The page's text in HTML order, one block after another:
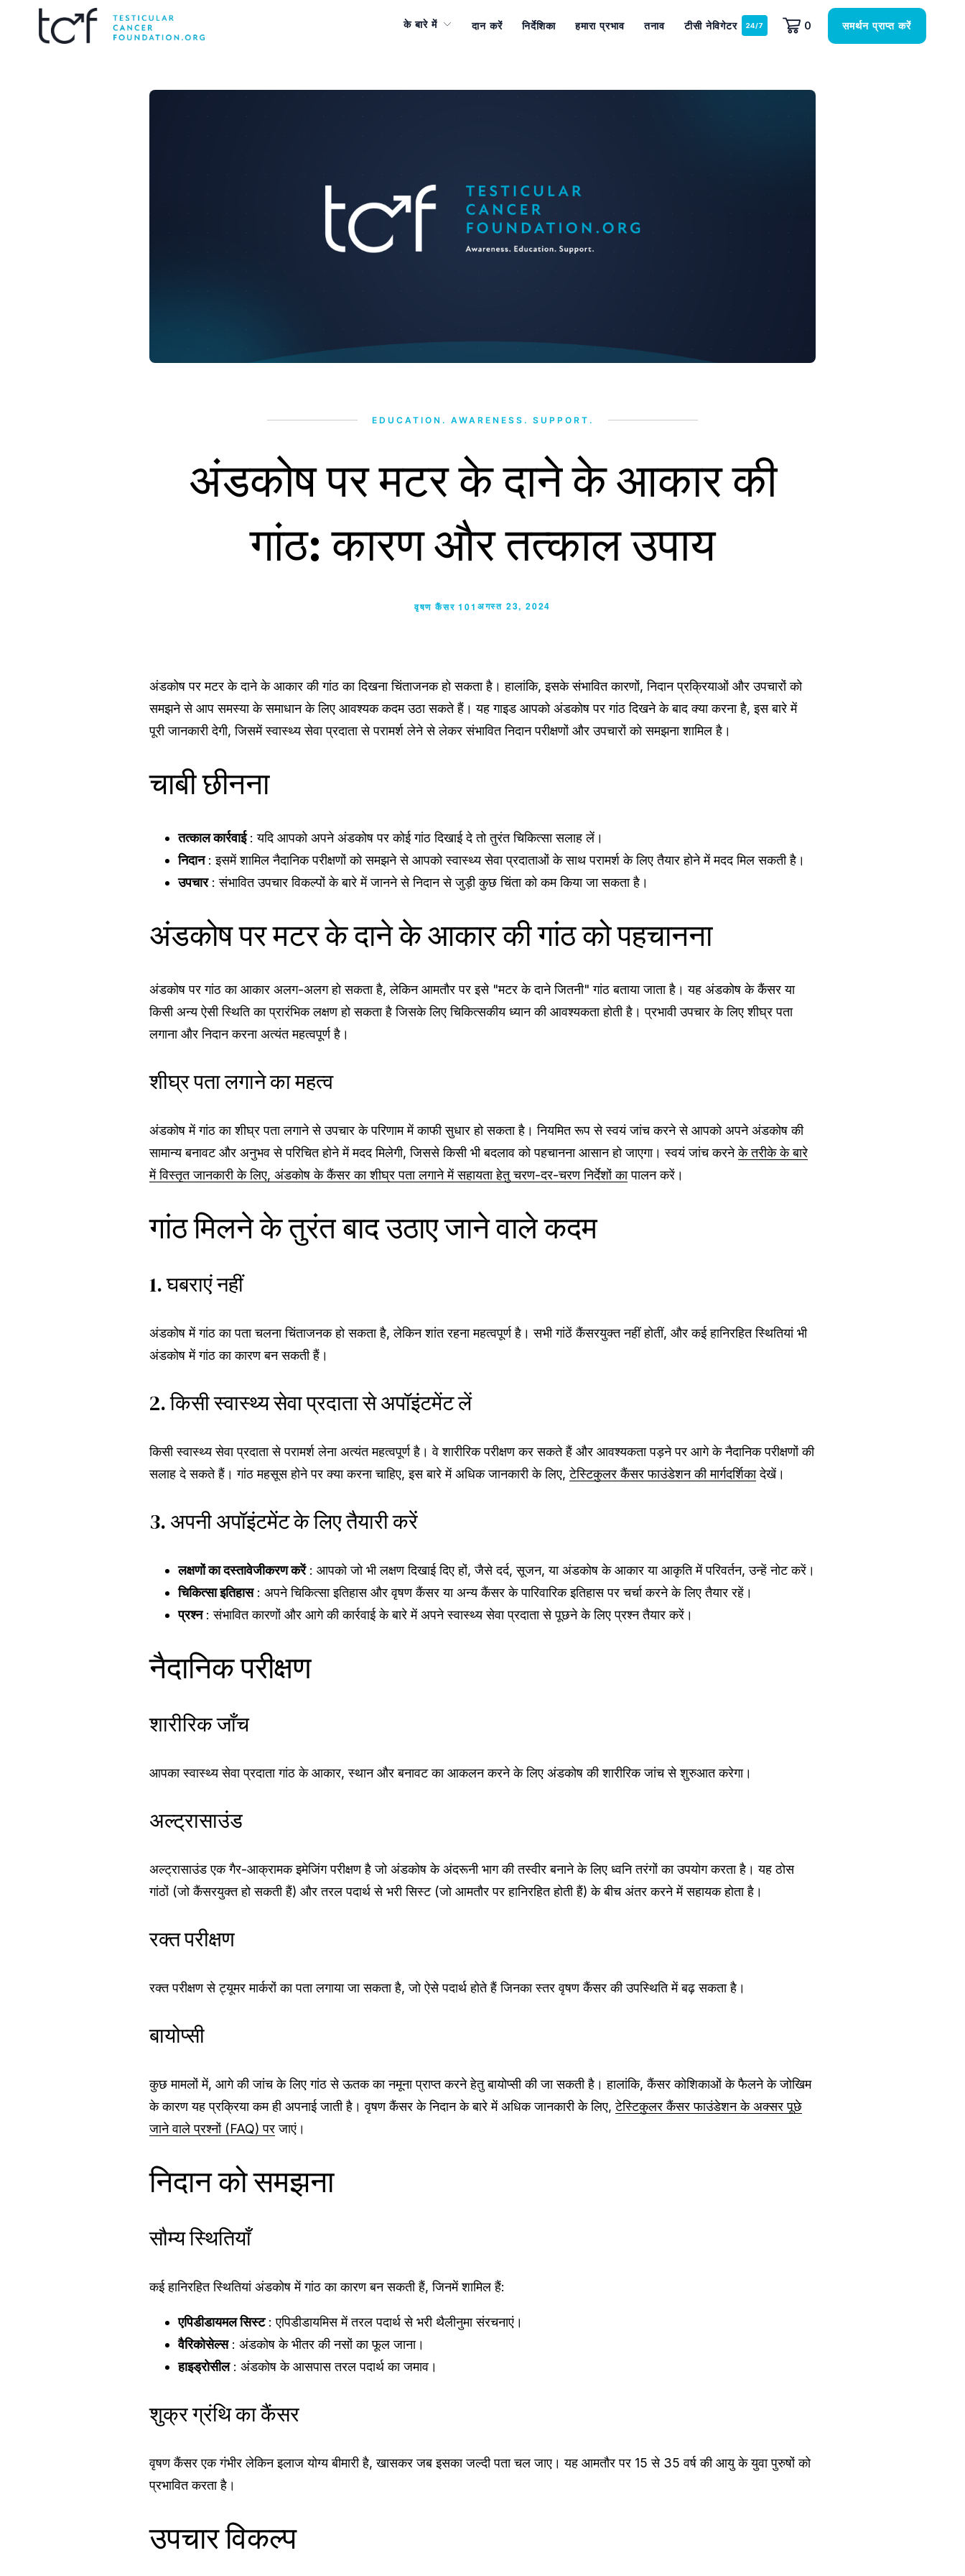
के बारे में दान करें निर्देशिका हमारा प्रभाव तनाव टीसी नेविगेटर 0 समर्थन प्राप्त करें
EDUCATION. AWARENESS. SUPPORT.
अंडकोष पर मटर के दाने के आकार की
गांठ: कारण और तत्काल उपाय
वृषण कैंसर 101 अगस्त 23, 2024
अंडकोष पर मटर के दाने के आकार की गांठ का दिखना चिंताजनक हो सकता है। हालांकि, इसके संभावित कारणों, निदान प्रक्रियाओं और उपचारों को
समझने से आप समस्या के समाधान के लिए आवश्यक कदम उठा सकते हैं। यह गाइड आपको अंडकोष पर गांठ दिखने के बाद क्या करना है, इस बारे में
पूरी जानकारी देगी, जिसमें स्वास्थ्य सेवा प्रदाता से परामर्श लेने से लेकर संभावित निदान परीक्षणों और उपचारों को समझना शामिल है।
चाबी छीनना
तत्काल कार्रवाई: यदि आपको अपने अंडकोष पर कोई गांठ दिखाई दे तो तुरंत चिकित्सा सलाह लें।
निदान: इसमें शामिल नैदानिक ​​परीक्षणों को समझने से आपको स्वास्थ्य सेवा प्रदाताओं के साथ परामर्श के लिए तैयार होने में मदद मिल सकती है।
उपचार: संभावित उपचार विकल्पों के बारे में जानने से निदान से जुड़ी कुछ चिंता को कम किया जा सकता है।
अंडकोष पर मटर के दाने के आकार की गांठ को पहचानना
अंडकोष पर गांठ का आकार अलग-अलग हो सकता है, लेकिन आमतौर पर इसे "मटर के दाने जितनी" गांठ बताया जाता है। यह अंडकोष के कैंसर या
किसी अन्य ऐसी स्थिति का प्रारंभिक लक्षण हो सकता है जिसके लिए चिकित्सकीय ध्यान की आवश्यकता होती है। प्रभावी उपचार के लिए शीघ्र पता
लगाना और निदान करना अत्यंत महत्वपूर्ण है।
शीघ्र पता लगाने का महत्व
अंडकोष में गांठ का शीघ्र पता लगाने से उपचार के परिणाम में काफी सुधार हो सकता है। नियमित रूप से स्वयं जांच करने से आपको अपने अंडकोष की
सामान्य बनावट और अनुभव से परिचित होने में मदद मिलेगी, जिससे किसी भी बदलाव को पहचानना आसान हो जाएगा। स्वयं जांच करनेके तरीके के बारे
में विस्तृत जानकारी के लिए, अंडकोष के कैंसर का शीघ्र पता लगाने में सहायता हेतु चरण-दर-चरण निर्देशों कापालन करें।
गांठ मिलने के तुरंत बाद उठाए जाने वाले कदम
1. घबराएं नहीं
अंडकोष में गांठ का पता चलना चिंताजनक हो सकता है, लेकिन शांत रहना महत्वपूर्ण है। सभी गांठें कैंसरयुक्त नहीं होतीं, और कई हानिरहित स्थितियां भी
अंडकोष में गांठ का कारण बन सकती हैं।
2. किसी स्वास्थ्य सेवा प्रदाता से अपॉइंटमेंट लें
किसी स्वास्थ्य सेवा प्रदाता से परामर्श लेना अत्यंत महत्वपूर्ण है। वे शारीरिक परीक्षण कर सकते हैं और आवश्यकता पड़ने पर आगे के नैदानिक ​​परीक्षणों की
सलाह दे सकते हैं। गांठ महसूस होने पर क्या करना चाहिए, इस बारे में अधिक जानकारी के लिए,टेस्टिकुलर कैंसर फाउंडेशन की मार्गदर्शिकादेखें।
3. अपनी अपॉइंटमेंट के लिए तैयारी करें
लक्षणों का दस्तावेजीकरण करें: आपको जो भी लक्षण दिखाई दिए हों, जैसे दर्द, सूजन, या अंडकोष के आकार या आकृति में परिवर्तन, उन्हें नोट करें।
चिकित्सा इतिहास: अपने चिकित्सा इतिहास और वृषण कैंसर या अन्य कैंसर के पारिवारिक इतिहास पर चर्चा करने के लिए तैयार रहें।
प्रश्न: संभावित कारणों और आगे की कार्रवाई के बारे में अपने स्वास्थ्य सेवा प्रदाता से पूछने के लिए प्रश्न तैयार करें।
नैदानिक ​​परीक्षण
शारीरिक जाँच
आपका स्वास्थ्य सेवा प्रदाता गांठ के आकार, स्थान और बनावट का आकलन करने के लिए अंडकोष की शारीरिक जांच से शुरुआत करेगा।
अल्ट्रासाउंड
अल्ट्रासाउंड एक गैर-आक्रामक इमेजिंग परीक्षण है जो अंडकोष के अंदरूनी भाग की तस्वीर बनाने के लिए ध्वनि तरंगों का उपयोग करता है। यह ठोस
गांठों (जो कैंसरयुक्त हो सकती हैं) और तरल पदार्थ से भरी सिस्ट (जो आमतौर पर हानिरहित होती हैं) के बीच अंतर करने में सहायक होता है।
रक्त परीक्षण
रक्त परीक्षण से ट्यूमर मार्करों का पता लगाया जा सकता है, जो ऐसे पदार्थ होते हैं जिनका स्तर वृषण कैंसर की उपस्थिति में बढ़ सकता है।
बायोप्सी
कुछ मामलों में, आगे की जांच के लिए गांठ से ऊतक का नमूना प्राप्त करने हेतु बायोप्सी की जा सकती है। हालांकि, कैंसर कोशिकाओं के फैलने के जोखिम
के कारण यह प्रक्रिया कम ही अपनाई जाती है। वृषण कैंसर के निदान के बारे में अधिक जानकारी के लिए,टेस्टिकुलर कैंसर फाउंडेशन के अक्सर पूछे
जाने वाले प्रश्नों (FAQ) परजाएं।
निदान को समझना
सौम्य स्थितियाँ
कई हानिरहित स्थितियां अंडकोष में गांठ का कारण बन सकती हैं, जिनमें शामिल हैं:
एपिडीडायमल सिस्ट: एपिडीडायमिस में तरल पदार्थ से भरी थैलीनुमा संरचनाएं।
वैरिकोसेल्स: अंडकोष के भीतर की नसों का फूल जाना।
हाइड्रोसील: अंडकोष के आसपास तरल पदार्थ का जमाव।
शुक्र ग्रंथि का कैंसर
वृषण कैंसर एक गंभीर लेकिन इलाज योग्य बीमारी है, खासकर जब इसका जल्दी पता चल जाए। यह आमतौर पर 15 से 35 वर्ष की आयु के युवा पुरुषों को
प्रभावित करता है।
उपचार विकल्प